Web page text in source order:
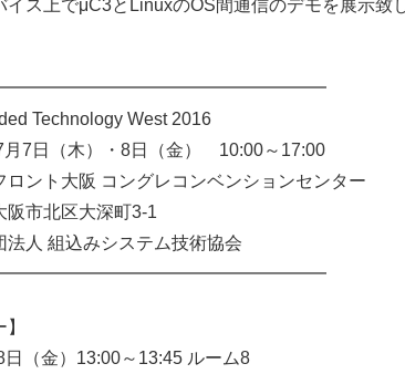
イス上でμC3とLinuxのOS間通信のデモを展示致
Technology West 2016
日（木）・8日（金） 10:00～17:00
ト大阪 コングレコンベンションセンター
北区大深町3-1
人 組込みシステム技術協会
】
（金）13:00～13:45 ルーム8